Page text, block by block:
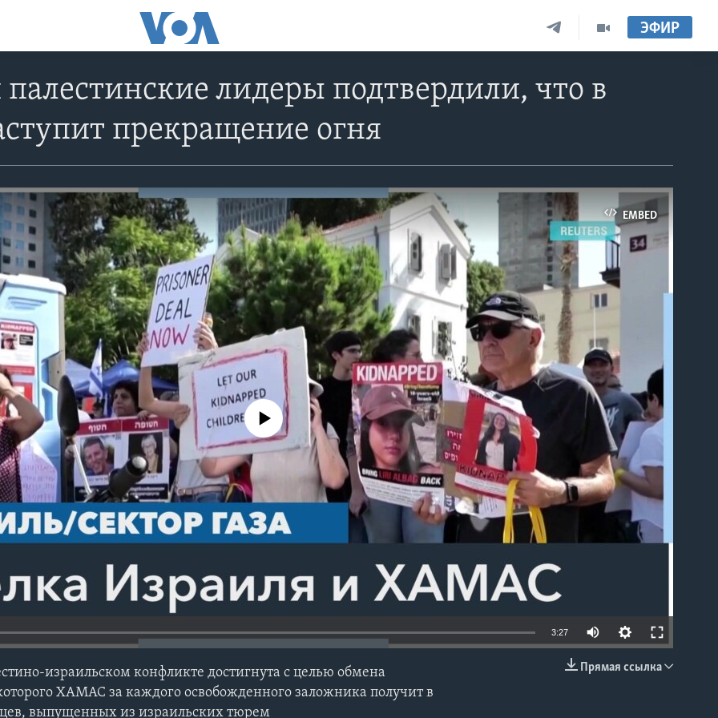
ЭФИР
лидеры подтвердили, что в
прекращение огня
EMBED
No media source currently available
3:27
Прямая ссылка
израильском конфликте достигнута с целью обмена
ХАМАС за каждого освобожденного заложника получит в
выпущенных из израильских тюрем